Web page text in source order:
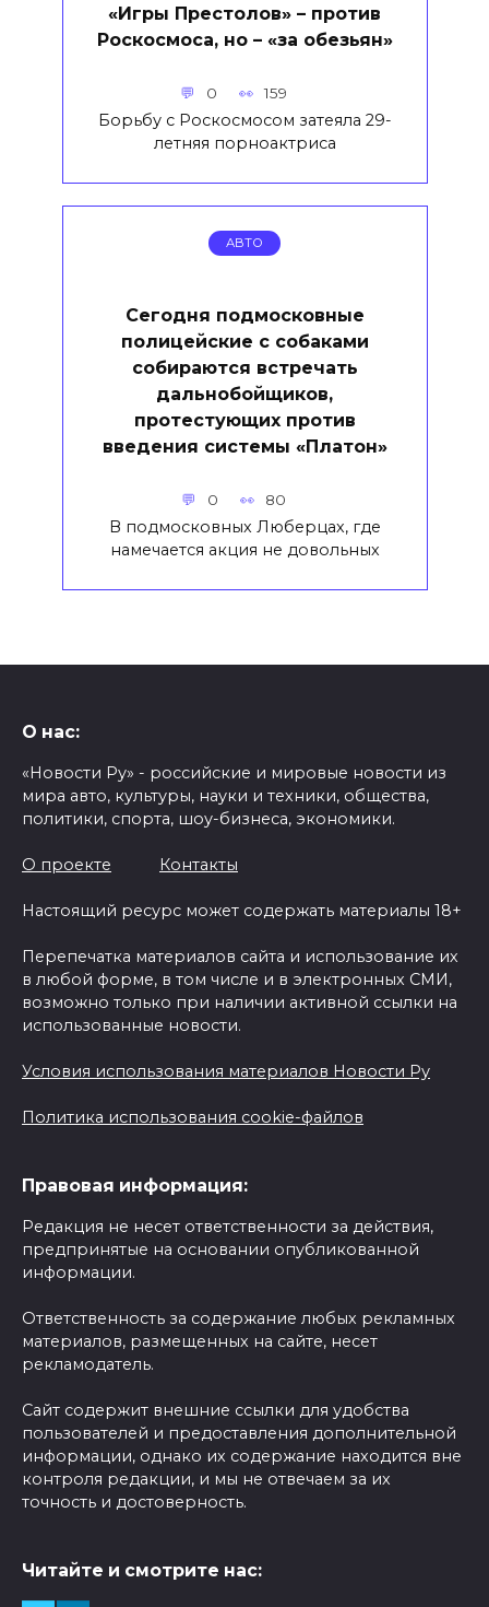
«Игры Престолов» – против
Роскосмоса, но – «за обезьян»
0 159
Борьбу с Роскосмосом затеяла 29-
летняя порноактриса
АВТО
Сегодня подмосковные
полицейские с собаками
собираются встречать
дальнобойщиков,
протестующих против
введения системы «Платон»
0 80
В подмосковных Люберцах, где
намечается акция не довольных
О нас:
«Новости Ру» - российские и мировые новости из
мира авто, культуры, науки и техники, общества,
политики, спорта, шоу-бизнеса, экономики.
О проекте Контакты
Настоящий ресурс может содержать материалы 18+
Перепечатка материалов сайта и использование их
в любой форме, в том числе и в электронных СМИ,
возможно только при наличии активной ссылки на
использованные новости.
Условия использования материалов Новости Ру
Политика использования cookie-файлов
Правовая информация:
Редакция не несет ответственности за действия,
предпринятые на основании опубликованной
информации.
Ответственность за содержание любых рекламных
материалов, размещенных на сайте, несет
рекламодатель.
Сайт содержит внешние ссылки для удобства
пользователей и предоставления дополнительной
информации, однако их содержание находится вне
контроля редакции, и мы не отвечаем за их
точность и достоверность.
Читайте и смотрите нас: